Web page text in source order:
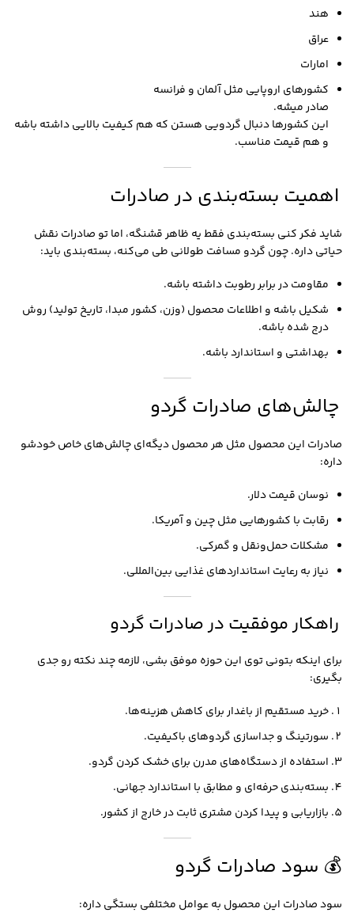
هند
عراق
امارات
کشورهای اروپایی مثل آلمان و فرانسه
صادر میشه.
این کشورها دنبال گردویی هستن که هم کیفیت بالایی داشته باشه
و هم قیمت مناسب.
اهمیت بسته‌بندی در صادرات
شاید فکر کنی بسته‌بندی فقط یه ظاهر قشنگه، اما تو صادرات نقش
حیاتی داره. چون گردو مسافت طولانی طی می‌کنه، بسته‌بندی باید:
مقاومت در برابر رطوبت داشته باشه.
شکیل باشه و اطلاعات محصول (وزن، کشور مبدا، تاریخ تولید) روش
درج شده باشه.
بهداشتی و استاندارد باشه.
چالش‌های صادرات گردو
صادرات این محصول مثل هر محصول دیگه‌ای چالش‌های خاص خودشو
داره:
نوسان قیمت دلار.
رقابت با کشورهایی مثل چین و آمریکا.
مشکلات حمل‌ونقل و گمرکی.
نیاز به رعایت استانداردهای غذایی بین‌المللی.
راهکار موفقیت در صادرات گردو
برای اینکه بتونی توی این حوزه موفق بشی، لازمه چند نکته رو جدی
بگیری:
خرید مستقیم از باغدار برای کاهش هزینه‌ها.
سورتینگ و جداسازی گردوهای باکیفیت.
استفاده از دستگاه‌های مدرن برای خشک کردن گردو.
بسته‌بندی حرفه‌ای و مطابق با استاندارد جهانی.
بازاریابی و پیدا کردن مشتری ثابت در خارج از کشور.
💰 سود صادرات گردو
سود صادرات این محصول به عوامل مختلفی بستگی داره: